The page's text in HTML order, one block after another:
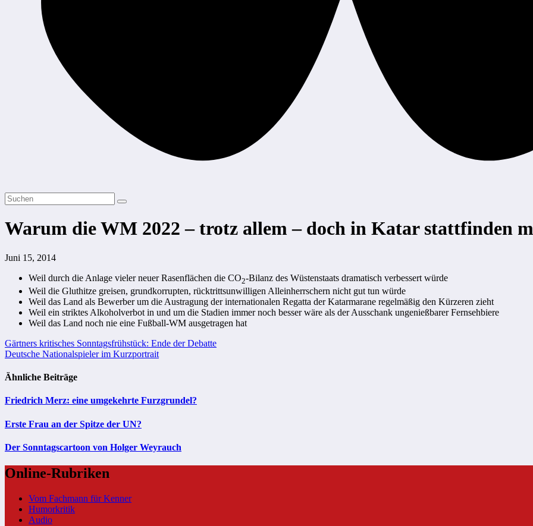
Warum die WM 2022 – trotz allem – doch in Katar stattfinden
Juni 15, 2014
Weil durch die Anlage vieler neuer Rasenflächen die CO2-Bilanz des Wüstenstaats dramatisch verbessert würde
Weil die Gluthitze greisen, grundkorrupten, rücktrittsunwilligen Alleinherrschern nicht gut tun würde
Weil das Land als Bewerber um die Austragung der internationalen Regatta der Katarmarane regelmäßig den Kürzeren zieht
Weil ein striktes Alkoholverbot in und um die Stadien immer noch besser wäre als der Ausschank ungenießbarer Fernsehbiere
Weil das Land noch nie eine Fußball-WM ausgetragen hat
Beitragsnavigation
Gärtners kritisches Sonntagsfrühstück: Ende der Debatte
Deutsche Nationalspieler im Kurzportrait
Ähnliche Beiträge
Friedrich Merz: eine umgekehrte Furzgrundel?
Erste Frau an der Spitze der UN?
Der Sonntagscartoon von Holger Weyrauch
Online-Rubriken
Vom Fachmann für Kenner
Humorkritik
Audio